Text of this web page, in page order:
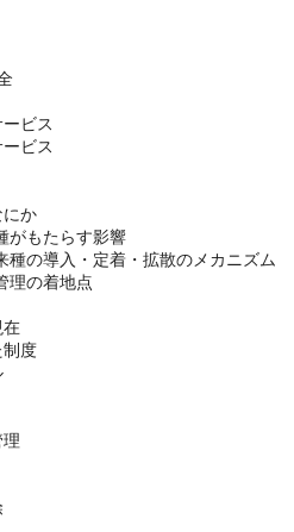
ビス
ビス
か
がもたらす影響
の導入・定着・拡散のメカニズム
理の着地点
在
度